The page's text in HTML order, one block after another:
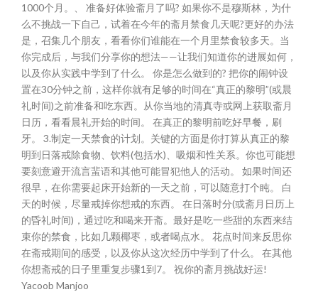
1000个月。、 准备好体验斋月了吗? 如果你不是穆斯林，为什
么不挑战一下自己，试着在今年的斋月禁食几天呢?更好的办法
是，召集几个朋友，看看你们谁能在一个月里禁食较多天。当
你完成后，与我们分享你的想法——让我们知道你的进展如何，
以及你从实践中学到了什么。 你是怎么做到的? 把你的闹钟设
置在30分钟之前，这样你就有足够的时间在“真正的黎明”(或晨
礼时间)之前准备和吃东西。从你当地的清真寺或网上获取斋月
日历，看看晨礼开始的时间。 在真正的黎明前吃好早餐，刷
牙。 3.制定一天禁食的计划。关键的方面是你打算从真正的黎
明到日落戒除食物、饮料(包括水)、吸烟和性关系。你也可能想
要刻意避开流言蜚语和其他可能冒犯他人的活动。 如果时间还
很早，在你需要起床开始新的一天之前，可以随意打个盹。 白
天的时候，尽量戒掉你想戒的东西。 在日落时分(或斋月日历上
的昏礼时间)，通过吃和喝来开斋。最好是吃一些甜的东西来结
束你的禁食，比如几颗椰枣，或者喝点水。 花点时间来反思你
在斋戒期间的感受，以及你从这次经历中学到了什么。 在其他
你想斋戒的日子里重复步骤1到7。 祝你的斋月挑战好运!
Yacoob Manjoo